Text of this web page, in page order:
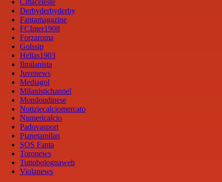
Cittaceleste
Derbyderbyderby
Fantamagazine
FCInter1908
Forzaroma
Golssip
Hellas1903
Ilmilanista
Juvenews
Mediagol
Milanistichannel
Mondoudinese
Notiziecalciomercato
Numericalcio
Padovasport
Pianetamilan
SOS Fanta
Toronews
Tuttobolognaweb
Violanews